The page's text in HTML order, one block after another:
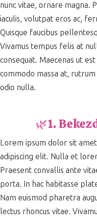
nunc vitae, ornare magna.
iaculis, volutpat eros ac,
Quisque faucibus
Vivamus tempus felis at
consequat. Maecenas ut
commodo massa at, rutrum
odio nulla.
🌿1.
Lorem ipsum dolor sit
adipiscing elit. Nulla et
Praesent convallis ante
porta. In hac habitasse
Nam euismod pharetra
lectus rhoncus vitae.